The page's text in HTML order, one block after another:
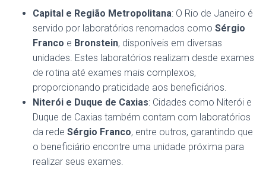
Capital e Região Metropolitana: O Rio de Janeiro é
servido por laboratórios renomados como Sérgio
Franco e Bronstein, disponíveis em diversas
unidades. Estes laboratórios realizam desde exames
de rotina até exames mais complexos,
proporcionando praticidade aos beneficiários​.
Niterói e Duque de Caxias: Cidades como Niterói e
Duque de Caxias também contam com laboratórios
da rede Sérgio Franco, entre outros, garantindo que
o beneficiário encontre uma unidade próxima para
realizar seus exames​.